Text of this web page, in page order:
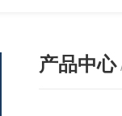
产品中心